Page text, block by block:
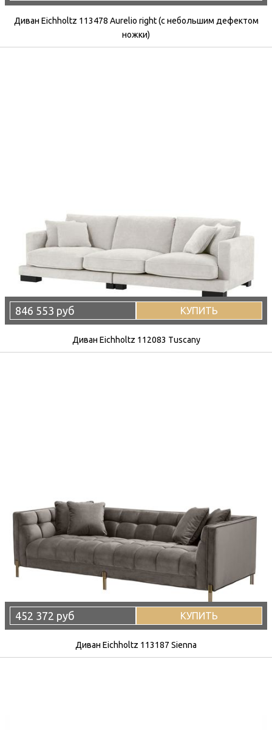
Диван Eichholtz 113478 Aurelio right (с небольшим дефектом
ножки)
846 553 руб КУПИТЬ
Диван Eichholtz 112083 Tuscany
452 372 руб КУПИТЬ
Диван Eichholtz 113187 Sienna